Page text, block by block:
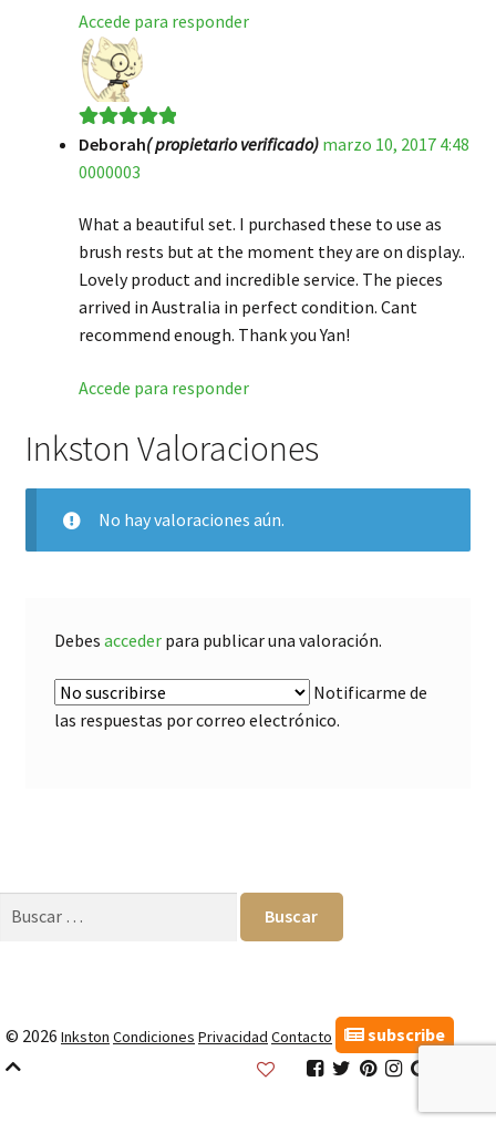
Accede para responder
Valorado en5
de 5
Deborah( propietario verificado) marzo 10, 2017 4:48
0000003
What a beautiful set. I purchased these to use as
brush rests but at the moment they are on display..
Lovely product and incredible service. The pieces
arrived in Australia in perfect condition. Cant
recommend enough. Thank you Yan!
Accede para responder
Inkston Valoraciones
No hay valoraciones aún.
Debes accederpara publicar una valoración.
Notificarme de
las respuestas por correo electrónico.
© 2026 Inkston Condiciones Privacidad Contacto
subscribe
InkstonInkston
InkstonInkston